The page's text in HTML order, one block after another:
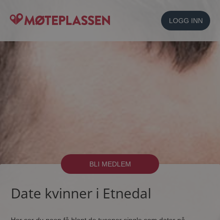
LOGG INN
BLI MEDLEM
Date kvinner i Etnedal